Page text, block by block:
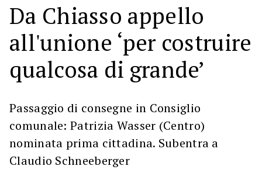
Da Chiasso appello
all'unione ‘per costruire
qualcosa di grande’
Passaggio di consegne in Consiglio
comunale: Patrizia Wasser (Centro)
nominata prima cittadina. Subentra a
Claudio Schneeberger